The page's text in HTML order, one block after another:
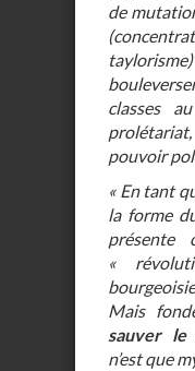
de
classes
pouvoir
« En tant
la forme
présente
«
Mais
sauver le
n’est que